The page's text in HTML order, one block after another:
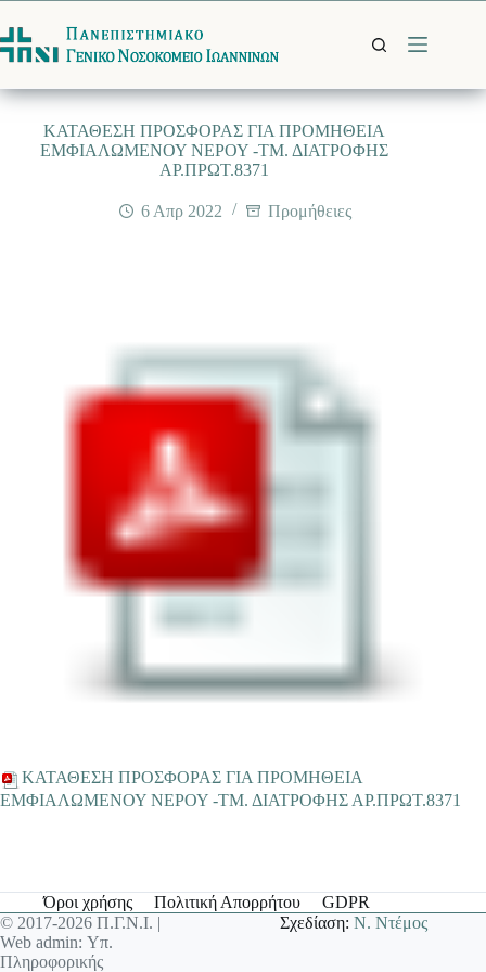
στο
περιεχόμενο
ΚΑΤΑΘΕΣΗ ΠΡΟΣΦΟΡΑΣ ΓΙΑ ΠΡΟΜΗΘΕΙΑ
ΕΜΦΙΑΛΩΜΕΝΟΥ ΝΕΡΟΥ -ΤΜ. ΔΙΑΤΡΟΦΗΣ
ΑΡ.ΠΡΩΤ.8371
6 Απρ 2022 Προμήθειες
ΚΑΤΑΘΕΣΗ ΠΡΟΣΦΟΡΑΣ ΓΙΑ ΠΡΟΜΗΘΕΙΑ
ΕΜΦΙΑΛΩΜΕΝΟΥ ΝΕΡΟΥ -ΤΜ. ΔΙΑΤΡΟΦΗΣ ΑΡ.ΠΡΩΤ.8371
Όροι χρήσης Πολιτική Απορρήτου
GDPR
© 2017-2026 Π.Γ.Ν.Ι. |
Web admin: Υπ.
Πληροφορικής
Σχεδίαση:Ν. Ντέμος